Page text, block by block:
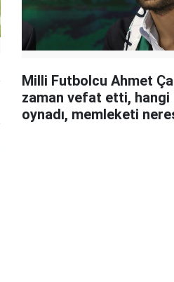
Milli Futbolcu Ahmet
zaman vefat etti, hangi
oynadı, memleketi